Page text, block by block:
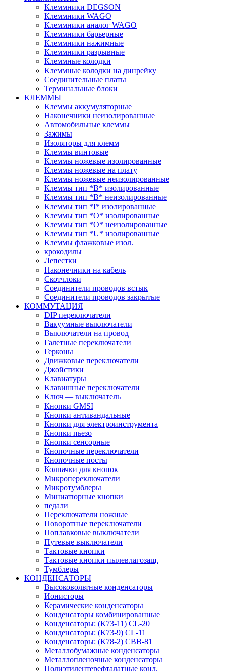
Клеммники DEGSON
Клеммники WAGO
Клеммники аналог WAGO
Клеммники барьерные
Клеммники нажимные
Клеммники разрывные
Клеммные колодки
Клеммные колодки на динрейку
Соединительные платы
Терминальные блоки
КЛЕММЫ
Клеммы аккумуляторные
Наконечники неизолированные
Автомобильные клеммы
Зажимы
Изоляторы для клемм
Клеммы винтовые
Клеммы ножевые изолированные
Клеммы ножевые на плату
Клеммы ножевые неизолированные
Клеммы тип *B* изолированные
Клеммы тип *B* неизолированные
Клеммы тип *I* изолированные
Клеммы тип *O* изолированные
Клеммы тип *O* неизолированные
Клеммы тип *U* изолированные
Клеммы флажковые изол.
крокодилы
Лепестки
Наконечники на кабель
Скотчлоки
Соединители проводов встык
Соединители проводов закрытые
КОММУТАЦИЯ
DIP переключатели
Вакуумные выключатели
Выключатели на провод
Галетные переключатели
Герконы
Движковые переключатели
Джойстики
Клавиатуры
Клавишные переключатели
Ключ — выключатель
Кнопки GMSI
Кнопки антивандальные
Кнопки для электроинструмента
Кнопки пьезо
Кнопки сенсорные
Кнопочные переключатели
Кнопочные посты
Колпачки для кнопок
Микропереключатели
Микротумблеры
Миниатюрные кнопки
педали
Переключатели ножные
Поворотные переключатели
Поплавковые выключатели
Путевые выключатели
Тактовые кнопки
Тактовые кнопки пылевлагозащ.
Тумблеры
КОНДЕНСАТОРЫ
Высоковольтные конденсаторы
Ионисторы
Керамические конденсаторы
Конденсаторы комбинированные
Конденсаторы: (К73-11) CL-20
Конденсаторы: (К73-9) CL-11
Конденсаторы: (К78-2) CBB-81
Металлобумажные конденсаторы
Металлопленочные конденсаторы
Полиэтилентерефталатные конд.